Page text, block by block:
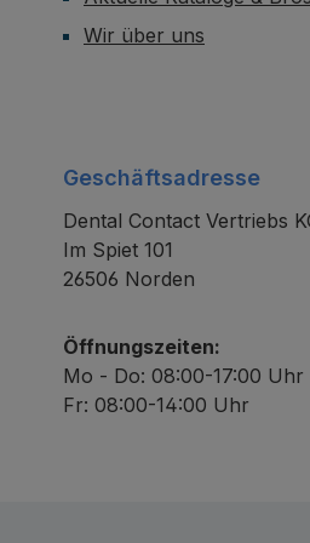
Wir über uns
Geschäftsadresse
Dental Contact Vertriebs
Im Spiet 101
26506 Norden
Öffnungszeiten:
Mo - Do: 08:00-17:00 Uhr
Fr: 08:00-14:00 Uhr